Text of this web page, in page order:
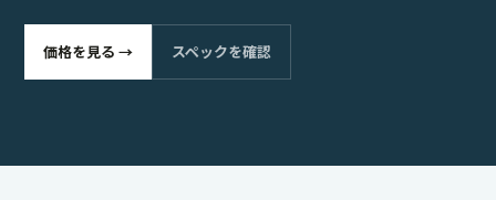
価格を見る → スペックを確認